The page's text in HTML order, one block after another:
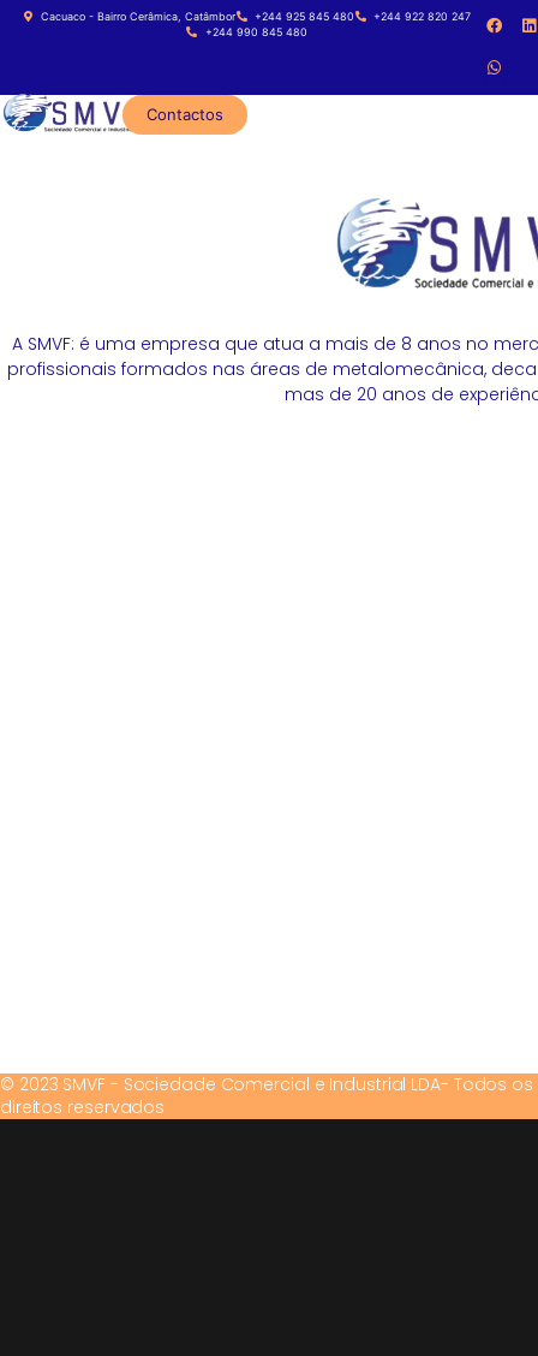
Cacuaco - Bairro Cerâmica, Catâmbor +244 925 845 480
+244 922 820 247
+244 990 845 480
Contactos
A SMVF: é uma empresa que atua a mais de 8 anos no
profissionais formados nas áreas de metalomecânica,
mas de 20 anos de
© 2023 SMVF - Sociedade Comercial e Industrial LDA- Todos os
direitos reservados